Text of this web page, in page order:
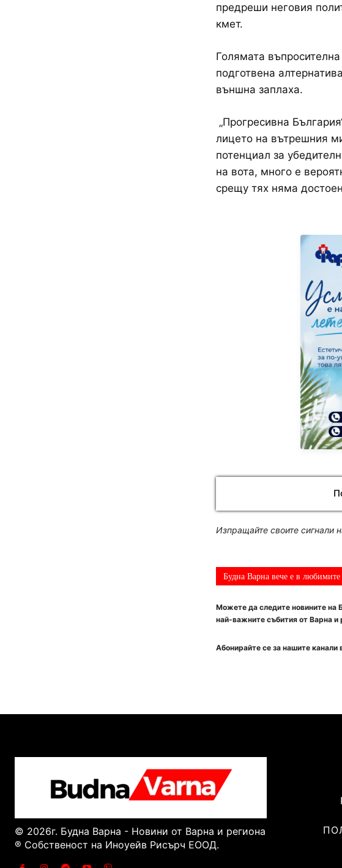
предреши неговия
кмет.
Голямата
подготвена
външна заплаха.
„Прогресивна
лицето на вътрешния
потенциал за
на вота, много е
срещу тях няма
Изпращайте своите сигнали
Будна Варна вече е в
Можете да следите новините на
най-важните събития от Варна и
Абонирайте се за нашите канали
© 2026г. Будна Варна - Новини от Варна и региона
® Собственост на Иноуейв Рисърч ЕООД.